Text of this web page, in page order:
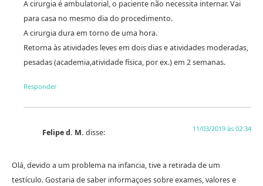
A cirurgia é ambulatorial, o paciente não necessita internar. Vai
para casa no mesmo dia do procedimento.
A cirurgia dura em torno de uma hora.
Retorna às atividades leves em dois dias e atividades moderadas,
pesadas (academia,atividade física, por ex.) em 2 semanas.
Responder
Felipe d. M. disse: 11/03/2019 às 02:34
Olá, devido a um problema na infancia, tive a retirada de um
testículo. Gostaria de saber informaçoes sobre exames, valores e